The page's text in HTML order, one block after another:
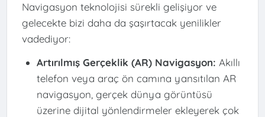
Navigasyon teknolojisi sürekli gelişiyor ve
gelecekte bizi daha da şaşırtacak yenilikler
vadediyor:
Artırılmış Gerçeklik (AR) Navigasyon: Akıllı
telefon veya araç ön camına yansıtılan AR
navigasyon, gerçek dünya görüntüsü
üzerine dijital yönlendirmeler ekleyerek çok